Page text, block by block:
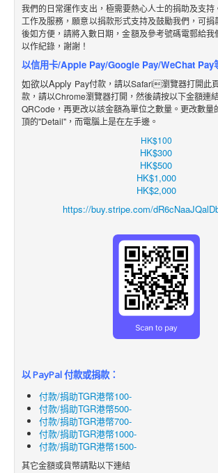
我們的日常運作支出，極需要熱心人士的捐助及支持
工作及服務，願意以捐款形式支持及鼓勵我們，可
後如方便，請將入數日期，金額及參考號碼電郵給我
以作紀錄，謝謝！
以信用卡/Apple Pay/Google Pay/WeChat Pay
如欲以Apply Pay付款，請以Safari瀏覽器打開此
款，請以Chrome瀏覽器打開，然後請按以下金額連
QRCode，再更改以該金額為單位之數量。更改數量
頂的"Detail"，而電腦上是在左手邊。
HK$100
HK$300
HK$500
HK$1,000
HK$2,000
https://buy.stripe.com/
以 PayPal 付款或捐款：
付款/捐助TGR港幣100-
付款/捐助TGR港幣500-
付款/捐助TGR港幣700-
付款/捐助TGR港幣1000-
付款/捐助TGR港幣1500-
其它金額或貨幣請點以下連結